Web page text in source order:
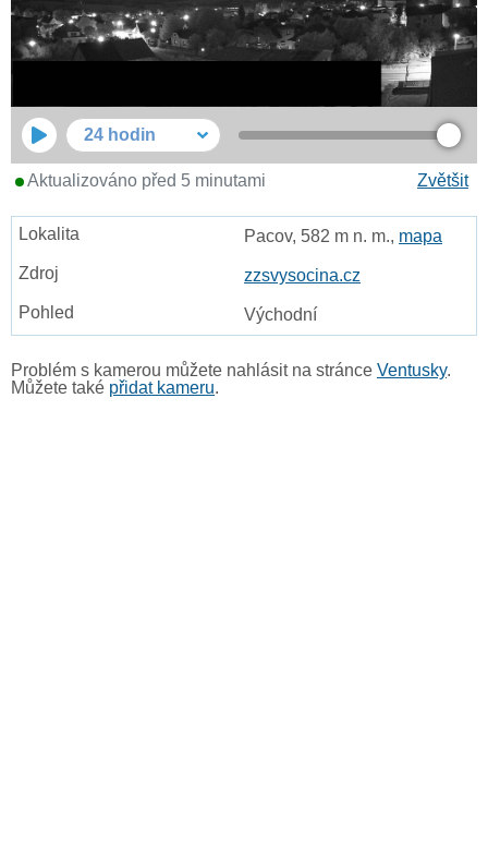
24 hodin
Zvětšit
Aktualizováno před 5 minutami
Pacov, 582 m n. m., mapa
zzsvysocina.cz
Východní
Problém s kamerou můžete nahlásit na stránce Ventusky.
Můžete také přidat kameru.